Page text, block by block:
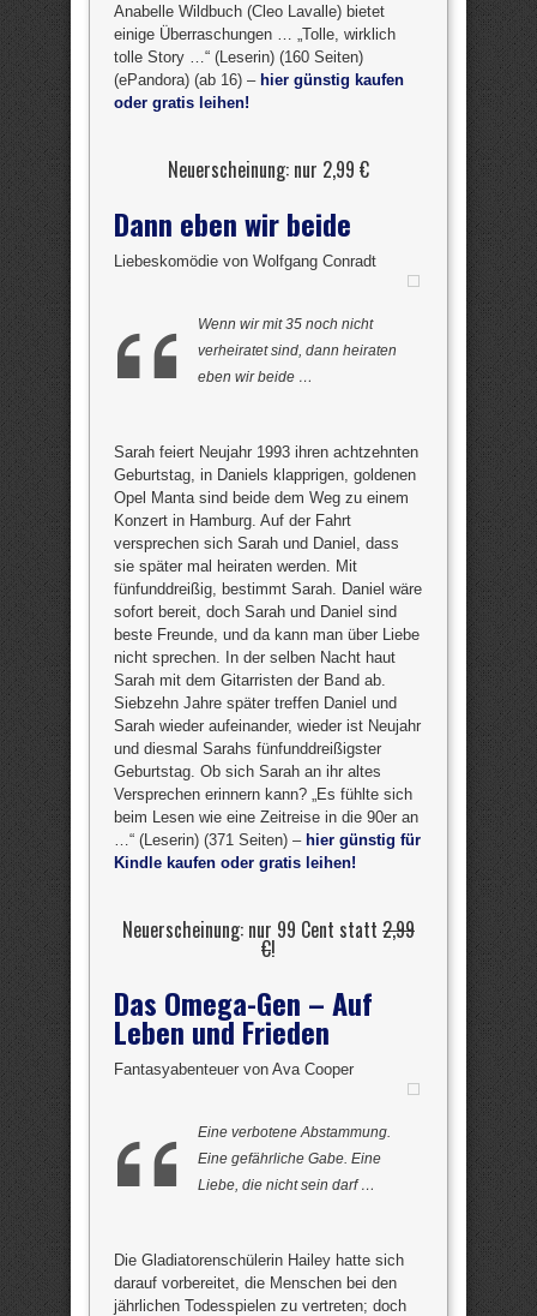
Anabelle Wildbuch (Cleo Lavalle) bietet
einige Überraschungen … „Tolle, wirklich
tolle Story …“ (Leserin) (160 Seiten)
(ePandora) (ab 16) – hier günstig kaufen
oder gratis leihen!
Neuerscheinung: nur 2,99 €
Dann eben wir beide
Liebeskomödie von Wolfgang Conradt
Wenn wir mit 35 noch nicht
verheiratet sind, dann heiraten
eben wir beide …
Sarah feiert Neujahr 1993 ihren achtzehnten
Geburtstag, in Daniels klapprigen, goldenen
Opel Manta sind beide dem Weg zu einem
Konzert in Hamburg. Auf der Fahrt
versprechen sich Sarah und Daniel, dass
sie später mal heiraten werden. Mit
fünfunddreißig, bestimmt Sarah. Daniel wäre
sofort bereit, doch Sarah und Daniel sind
beste Freunde, und da kann man über Liebe
nicht sprechen. In der selben Nacht haut
Sarah mit dem Gitarristen der Band ab.
Siebzehn Jahre später treffen Daniel und
Sarah wieder aufeinander, wieder ist Neujahr
und diesmal Sarahs fünfunddreißigster
Geburtstag. Ob sich Sarah an ihr altes
Versprechen erinnern kann? „Es fühlte sich
beim Lesen wie eine Zeitreise in die 90er an
…“ (Leserin) (371 Seiten) – hier günstig für
Kindle kaufen oder gratis leihen!
Neuerscheinung: nur 99 Cent statt 2,99
€!
Das Omega-Gen – Auf
Leben und Frieden
Fantasyabenteuer von Ava Cooper
Eine verbotene Abstammung.
Eine gefährliche Gabe. Eine
Liebe, die nicht sein darf …
Die Gladiatorenschülerin Hailey hatte sich
darauf vorbereitet, die Menschen bei den
jährlichen Todesspielen zu vertreten; doch